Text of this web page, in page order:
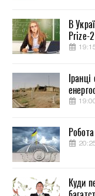
В
Prize-
Куди